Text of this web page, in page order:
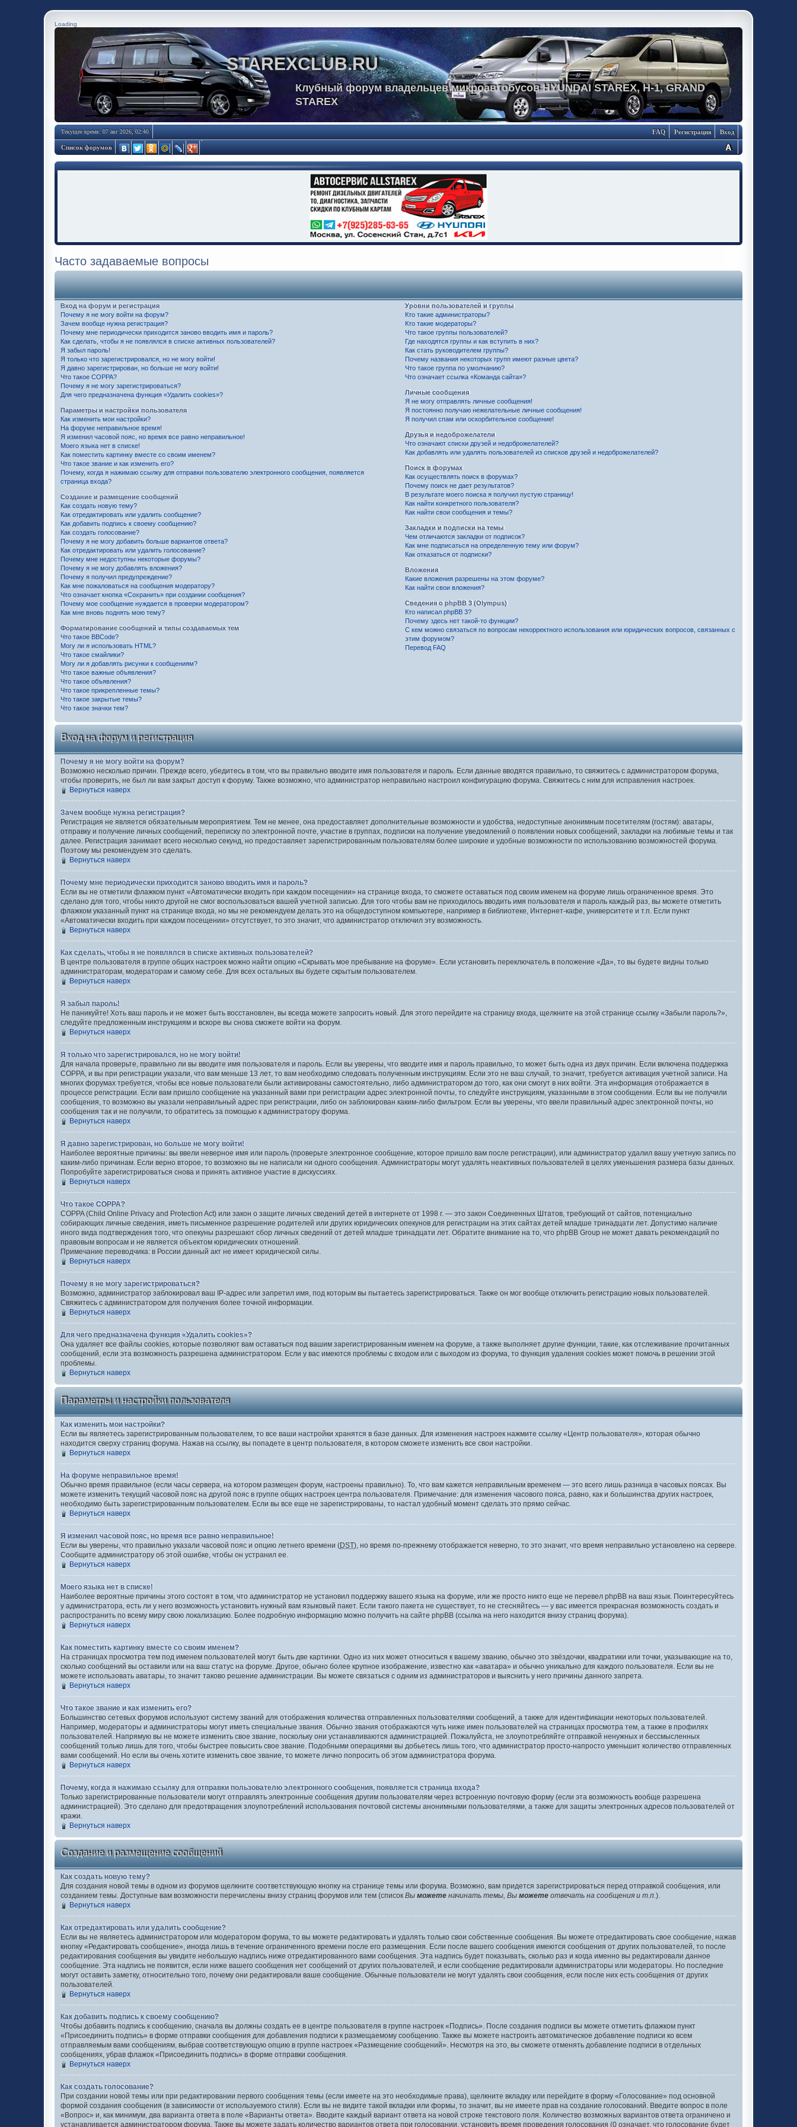
Loading
STAREXCLUB.RU
Клубный форум владельцев микроавтобусов HYUNDAI STAREX, H-1, GRAND
STAREX
Текущее время: 07 авг 2026, 02:40 Вход
Регистрация
FAQ
Список форумов
Часто задаваемые вопросы
Вход на форум и регистрация
Почему я не могу войти на форум?
Зачем вообще нужна регистрация?
Почему мне периодически приходится заново вводить имя и пароль?
Как сделать, чтобы я не появлялся в списке активных пользователей?
Я забыл пароль!
Я только что зарегистрировался, но не могу войти!
Я давно зарегистрирован, но больше не могу войти!
Что такое COPPA?
Почему я не могу зарегистрироваться?
Для чего предназначена функция «Удалить cookies»?
Параметры и настройки пользователя
Как изменить мои настройки?
На форуме неправильное время!
Я изменил часовой пояс, но время все равно неправильное!
Моего языка нет в списке!
Как поместить картинку вместе со своим именем?
Что такое звание и как изменить его?
Почему, когда я нажимаю ссылку для отправки пользователю электронного сообщения, появляется
страница входа?
Создание и размещение сообщений
Как создать новую тему?
Как отредактировать или удалить сообщение?
Как добавить подпись к своему сообщению?
Как создать голосование?
Почему я не могу добавить больше вариантов ответа?
Как отредактировать или удалить голосование?
Почему мне недоступны некоторые форумы?
Почему я не могу добавлять вложения?
Почему я получил предупреждение?
Как мне пожаловаться на сообщения модератору?
Что означает кнопка «Сохранить» при создании сообщения?
Почему мое сообщение нуждается в проверки модератором?
Как мне вновь поднять мою тему?
Форматирование сообщений и типы создаваемых тем
Что такое BBCode?
Могу ли я использовать HTML?
Что такое смайлики?
Могу ли я добавлять рисунки к сообщениям?
Что такое важные объявления?
Что такое объявления?
Что такое прикрепленные темы?
Что такое закрытые темы?
Что такое значки тем?
Уровни пользователей и группы
Кто такие администраторы?
Кто такие модераторы?
Что такое группы пользователей?
Где находятся группы и как вступить в них?
Как стать руководителем группы?
Почему названия некоторых групп имеют разные цвета?
Что такое группа по умолчанию?
Что означает ссылка «Команда сайта»?
Личные сообщения
Я не могу отправлять личные сообщения!
Я постоянно получаю нежелательные личные сообщения!
Я получил спам или оскорбительное сообщение!
Друзья и недоброжелатели
Что означают списки друзей и недоброжелателей?
Как добавлять или удалять пользователей из списков друзей и недоброжелателей?
Поиск в форумах
Как осуществлять поиск в форумах?
Почему поиск не дает результатов?
В результате моего поиска я получил пустую страницу!
Как найти конкретного пользователя?
Как найти свои сообщения и темы?
Закладки и подписки на темы
Чем отличаются закладки от подписок?
Как мне подписаться на определенную тему или форум?
Как отказаться от подписки?
Вложения
Какие вложения разрешены на этом форуме?
Как найти свои вложения?
Сведения о phpBB 3 (Olympus)
Кто написал phpBB 3?
Почему здесь нет такой-то функции?
С кем можно связаться по вопросам некорректного использования или юридических вопросов, связанных с
этим форумом?
Перевод FAQ
Вход на форум и регистрация
Почему я не могу войти на форум?
Возможно несколько причин. Прежде всего, убедитесь в том, что вы правильно вводите имя пользователя и пароль. Если данные вводятся правильно, то свяжитесь с администратором форума,
чтобы проверить, не был ли вам закрыт доступ к форуму. Также возможно, что администратор неправильно настроил конфигурацию форума. Свяжитесь с ним для исправления настроек.
Вернуться наверх
Зачем вообще нужна регистрация?
Регистрация не является обязательным мероприятием. Тем не менее, она предоставляет дополнительные возможности и удобства, недоступные анонимным посетителям (гостям): аватары,
отправку и получение личных сообщений, переписку по электронной почте, участие в группах, подписки на получение уведомлений о появлении новых сообщений, закладки на любимые темы и так
далее. Регистрация занимает всего несколько секунд, но предоставляет зарегистрированным пользователям более широкие и удобные возможности по использованию возможностей форума.
Поэтому мы рекомендуем это сделать.
Вернуться наверх
Почему мне периодически приходится заново вводить имя и пароль?
Если вы не отметили флажком пункт «Автоматически входить при каждом посещении» на странице входа, то сможете оставаться под своим именем на форуме лишь ограниченное время. Это
сделано для того, чтобы никто другой не смог воспользоваться вашей учетной записью. Для того чтобы вам не приходилось вводить имя пользователя и пароль каждый раз, вы можете отметить
флажком указанный пункт на странице входа, но мы не рекомендуем делать это на общедоступном компьютере, например в библиотеке, Интернет-кафе, университете и т.п. Если пункт
«Автоматически входить при каждом посещении» отсутствует, то это значит, что администратор отключил эту возможность.
Вернуться наверх
Как сделать, чтобы я не появлялся в списке активных пользователей?
В центре пользователя в группе общих настроек можно найти опцию «Скрывать мое пребывание на форуме». Если установить переключатель в положение «Да», то вы будете видны только
администраторам, модераторам и самому себе. Для всех остальных вы будете скрытым пользователем.
Вернуться наверх
Я забыл пароль!
Не паникуйте! Хоть ваш пароль и не может быть восстановлен, вы всегда можете запросить новый. Для этого перейдите на страницу входа, щелкните на этой странице ссылку «Забыли пароль?»,
следуйте предложенным инструкциям и вскоре вы снова сможете войти на форум.
Вернуться наверх
Я только что зарегистрировался, но не могу войти!
Для начала проверьте, правильно ли вы вводите имя пользователя и пароль. Если вы уверены, что вводите имя и пароль правильно, то может быть одна из двух причин. Если включена поддержка
COPPA, и вы при регистрации указали, что вам меньше 13 лет, то вам необходимо следовать полученным инструкциям. Если это не ваш случай, то значит, требуется активация учетной записи. На
многих форумах требуется, чтобы все новые пользователи были активированы самостоятельно, либо администратором до того, как они смогут в них войти. Эта информация отображается в
процессе регистрации. Если вам пришло сообщение на указанный вами при регистрации адрес электронной почты, то следуйте инструкциям, указанными в этом сообщении. Если вы не получили
сообщения, то возможно вы указали неправильный адрес при регистрации, либо он заблокирован каким-либо фильтром. Если вы уверены, что ввели правильный адрес электронной почты, но
сообщения так и не получили, то обратитесь за помощью к администратору форума.
Вернуться наверх
Я давно зарегистрирован, но больше не могу войти!
Наиболее вероятные причины: вы ввели неверное имя или пароль (проверьте электронное сообщение, которое пришло вам после регистрации), или администратор удалил вашу учетную запись по
каким-либо причинам. Если верно второе, то возможно вы не написали ни одного сообщения. Администраторы могут удалять неактивных пользователей в целях уменьшения размера базы данных.
Попробуйте зарегистрироваться снова и принять активное участие в дискуссиях.
Вернуться наверх
Что такое COPPA?
COPPA (Child Online Privacy and Protection Act) или закон о защите личных сведений детей в интернете от 1998 г. — это закон Соединенных Штатов, требующий от сайтов, потенциально
собирающих личные сведения, иметь письменное разрешение родителей или других юридических опекунов для регистрации на этих сайтах детей младше тринадцати лет. Допустимо наличие
иного вида подтверждения того, что опекуны разрешают сбор личных сведений от детей младше тринадцати лет. Обратите внимание на то, что phpBB Group не может давать рекомендаций по
правовым вопросам и не является объектом юридических отношений.
Примечание переводчика: в России данный акт не имеет юридической силы.
Вернуться наверх
Почему я не могу зарегистрироваться?
Возможно, администратор заблокировал ваш IP-адрес или запретил имя, под которым вы пытаетесь зарегистрироваться. Также он мог вообще отключить регистрацию новых пользователей.
Свяжитесь с администратором для получения более точной информации.
Вернуться наверх
Для чего предназначена функция «Удалить cookies»?
Она удаляет все файлы cookies, которые позволяют вам оставаться под вашим зарегистрированным именем на форуме, а также выполняет другие функции, такие, как отслеживание прочитанных
сообщений, если эта возможность разрешена администратором. Если у вас имеются проблемы с входом или с выходом из форума, то функция удаления cookies может помочь в решении этой
проблемы.
Вернуться наверх
Параметры и настройки пользователя
Как изменить мои настройки?
Если вы являетесь зарегистрированным пользователем, то все ваши настройки хранятся в базе данных. Для изменения настроек нажмите ссылку «Центр пользователя», которая обычно
находится сверху страниц форума. Нажав на ссылку, вы попадете в центр пользователя, в котором сможете изменить все свои настройки.
Вернуться наверх
На форуме неправильное время!
Обычно время правильное (если часы сервера, на котором размещен форум, настроены правильно). То, что вам кажется неправильным временем — это всего лишь разница в часовых поясах. Вы
можете изменить текущий часовой пояс на другой пояс в группе общих настроек центра пользователя. Примечание: для изменения часового пояса, равно, как и большинства других настроек,
необходимо быть зарегистрированным пользователем. Если вы все еще не зарегистрированы, то настал удобный момент сделать это прямо сейчас.
Вернуться наверх
Я изменил часовой пояс, но время все равно неправильное!
Если вы уверены, что правильно указали часовой пояс и опцию летнего времени (DST), но время по-прежнему отображается неверно, то это значит, что время неправильно установлено на сервере.
Сообщите администратору об этой ошибке, чтобы он устранил ее.
Вернуться наверх
Моего языка нет в списке!
Наиболее вероятные причины этого состоят в том, что администратор не установил поддержку вашего языка на форуме, или же просто никто еще не перевел phpBB на ваш язык. Поинтересуйтесь
у администратора, есть ли у него возможность установить нужный вам языковый пакет. Если такого пакета не существует, то не стесняйтесь — у вас имеется прекрасная возможность создать и
распространить по всему миру свою локализацию. Более подробную информацию можно получить на сайте phpBB (ссылка на него находится внизу страниц форума).
Вернуться наверх
Как поместить картинку вместе со своим именем?
На страницах просмотра тем под именем пользователей могут быть две картинки. Одно из них может относиться к вашему званию, обычно это звёздочки, квадратики или точки, указывающие на то,
сколько сообщений вы оставили или на ваш статус на форуме. Другое, обычно более крупное изображение, известно как «аватара» и обычно уникально для каждого пользователя. Если вы не
можете использовать аватары, то значит таково решение администрации. Вы можете связаться с одним из администраторов и выяснить у него причины данного запрета.
Вернуться наверх
Что такое звание и как изменить его?
Большинство сетевых форумов используют систему званий для отображения количества отправленных пользователями сообщений, а также для идентификации некоторых пользователей.
Например, модераторы и администраторы могут иметь специальные звания. Обычно звания отображаются чуть ниже имен пользователей на страницах просмотра тем, а также в профилях
пользователей. Напрямую вы не можете изменить свое звание, поскольку они устанавливаются администрацией. Пожалуйста, не злоупотребляйте отправкой ненужных и бессмысленных
сообщений только лишь для того, чтобы быстрее повысить свое звание. Подобными операциями вы добьетесь лишь того, что администратор просто-напросто уменьшит количество отправленных
вами сообщений. Но если вы очень хотите изменить свое звание, то можете лично попросить об этом администратора форума.
Вернуться наверх
Почему, когда я нажимаю ссылку для отправки пользователю электронного сообщения, появляется страница входа?
Только зарегистрированные пользователи могут отправлять электронные сообщения другим пользователям через встроенную почтовую форму (если эта возможность вообще разрешена
администрацией). Это сделано для предотвращения злоупотреблений использования почтовой системы анонимными пользователями, а также для защиты электронных адресов пользователей от
кражи.
Вернуться наверх
Создание и размещение сообщений
Как создать новую тему?
Для создания новой темы в одном из форумов щелкните соответствующую кнопку на странице темы или форума. Возможно, вам придется зарегистрироваться перед отправкой сообщения, или
созданием темы. Доступные вам возможности перечислены внизу страниц форумов или тем (список Вы можете начинать темы, Вы можете отвечать на сообщения и т.п. ).
Вернуться наверх
Как отредактировать или удалить сообщение?
Если вы не являетесь администратором или модератором форума, то вы можете редактировать и удалять только свои собственные сообщения. Вы можете отредактировать свое сообщение, нажав
кнопку «Редактировать сообщение», иногда лишь в течение ограниченного времени после его размещения. Если после вашего сообщения имеются сообщения от других пользователей, то после
редактирования сообщения вы увидите небольшую надпись ниже отредактированного вами сообщения. Эта надпись будет показывать, сколько раз и когда именно вы редактировали данное
сообщение. Эта надпись не появится, если ниже вашего сообщения нет сообщений от других пользователей, и если сообщение редактировали администраторы или модераторы. Но последние
могут оставить заметку, относительно того, почему они редактировали ваше сообщение. Обычные пользователи не могут удалять свои сообщения, если после них есть сообщения от других
пользователей.
Вернуться наверх
Как добавить подпись к своему сообщению?
Чтобы добавить подпись к сообщению, сначала вы должны создать ее в центре пользователя в группе настроек «Подпись». После создания подписи вы можете отметить флажком пункт
«Присоединить подпись» в форме отправки сообщения для добавления подписи к размещаемому сообщению. Также вы можете настроить автоматическое добавление подписи ко всем
отправляемым вами сообщениям, выбрав соответствующую опцию в группе настроек «Размещение сообщений». Несмотря на это, вы сможете отменять добавление подписи в отдельных
сообщениях, убрав флажок «Присоединить подпись» в форме отправки сообщения.
Вернуться наверх
Как создать голосование?
При создании новой темы или при редактировании первого сообщения темы (если имеете на это необходимые права), щелкните вкладку или перейдите в форму «Голосование» под основной
формой создания сообщения (в зависимости от используемого стиля). Если вы не видите такой вкладки или формы, то значит, вы не имеете прав на создание голосований. Введите вопрос в поле
«Вопрос» и, как минимум, два варианта ответа в поле «Варианты ответа». Вводите каждый вариант ответа на новой строке текстового поля. Количество возможных вариантов ответа ограничено и
устанавливается администратором форума. Также вы можете задать количество вариантов ответа при голосовании, установить время проведения голосования (0 означает, что голосование будет